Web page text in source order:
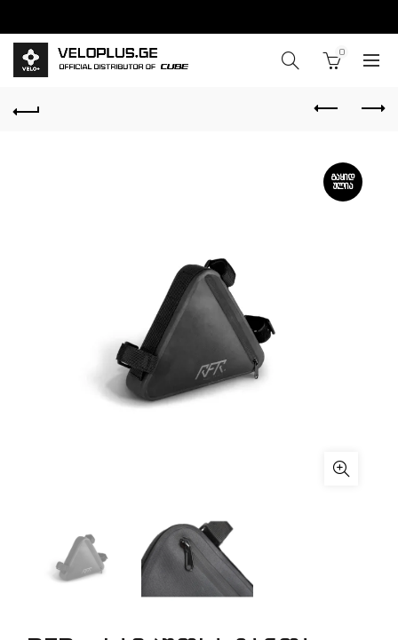
0
ᲒᲐᲧᲘᲓ
ᲣᲚᲘᲐ